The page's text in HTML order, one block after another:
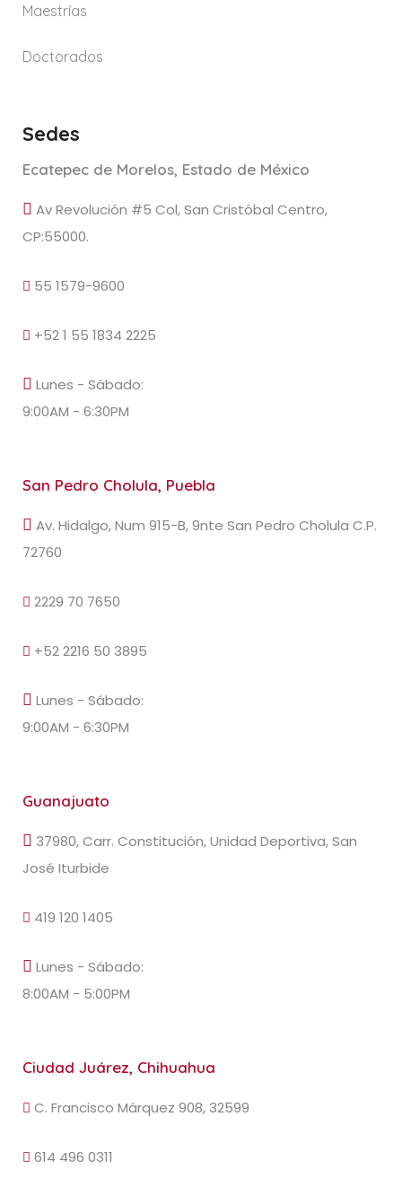
Maestrías
Doctorados
Sedes
Ecatepec de Morelos, Estado de México
Av Revolución #5 Col, San Cristóbal Centro,
CP:55000.
55 1579-9600
+52 1 55 1834 2225
Lunes - Sábado:
9:00AM - 6:30PM
San Pedro Cholula, Puebla
Av. Hidalgo, Num 915-B, 9nte San Pedro Cholula C.P.
72760
2229 70 7650
+52 2216 50 3895
Lunes - Sábado:
9:00AM - 6:30PM
Guanajuato
37980, Carr. Constitución, Unidad Deportiva, San
José Iturbide
419 120 1405
Lunes - Sábado:
8:00AM - 5:00PM
Ciudad Juárez, Chihuahua
C. Francisco Márquez 908, 32599
614 496 0311